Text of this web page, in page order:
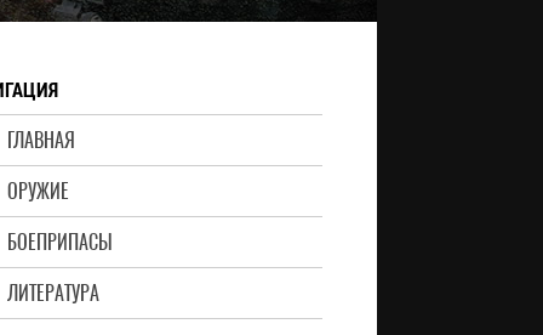
ГЛАВНАЯ
ОРУЖИЕ
БОЕПРИПАСЫ
ЛИТЕРАТУРА